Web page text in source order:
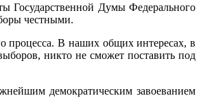
Государственной Думы Федерального
честными.
процесса. В наших общих интересах, в
никто не сможет поставить под
демократическим завоеванием